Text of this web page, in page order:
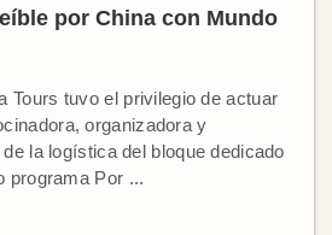
por China con Mundo
Tours tuvo el privilegio de actuar
organizadora y
la logística del bloque dedicado
programa Por ...